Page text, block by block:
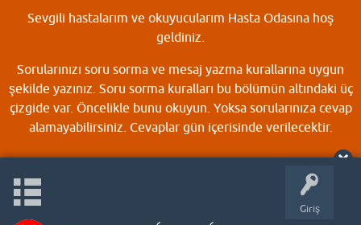
Sevgili hastalarım ve okuyucularım Hasta Odasına hoş
geldiniz.
Sorularınızı soru sorma ve mesaj yazma kurallarına uygun
şekilde yazınız. Soru sorma kuralları bu bölümün altındaki üç
çizgide var. Öncelikle bunu okuyun. Yoksa sorularınıza cevap
alamayabilirsiniz. Cevaplar gün içerisinde verilecektir.
Giriş